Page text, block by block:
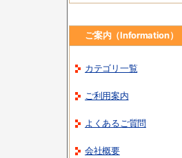
ご案内（Information）
カテゴリ一覧
ご利用案内
よくあるご質問
会社概要